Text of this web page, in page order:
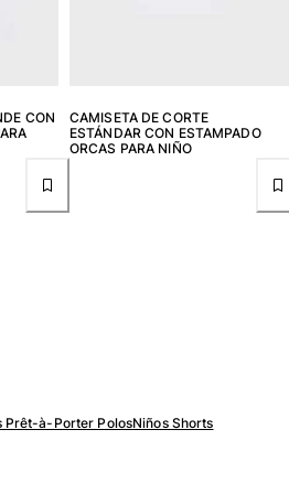
playa
CON
CAMISETA DE CORTE
ESTÁNDAR CON ESTAMPADO
ORCAS PARA NIÑO
Prêt-à-Porter PolosNiños Shorts